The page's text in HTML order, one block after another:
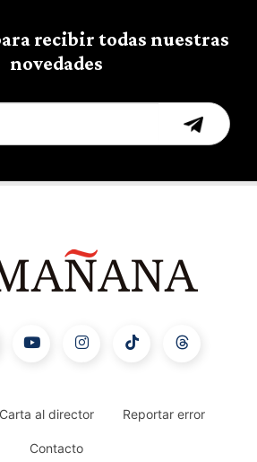
recibir todas nuestras
novedades
Carta al director Reportar error
Contacto